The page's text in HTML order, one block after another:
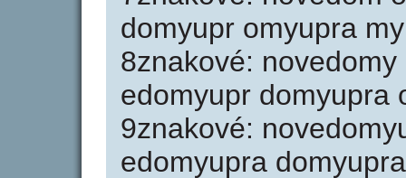
domyupr omyupra
8znakové:
edomyupr domyupra
9znakové:
edomyupra